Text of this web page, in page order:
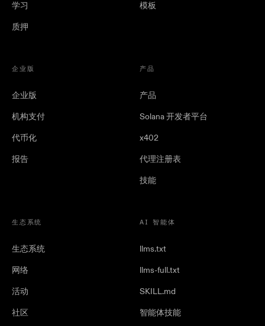
学习
质押
模板
企业版
企业版
机构支付
代币化
报告
产品
产品
Solana 开发者平台
x402
代理注册表
技能
生态系统
生态系统
网络
活动
社区
AI 智能体
llms.txt
llms-full.txt
SKILL.md
智能体技能